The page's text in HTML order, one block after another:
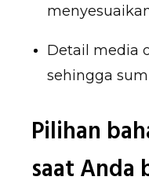
Detail media
sehingga
Pilihan
saat Anda